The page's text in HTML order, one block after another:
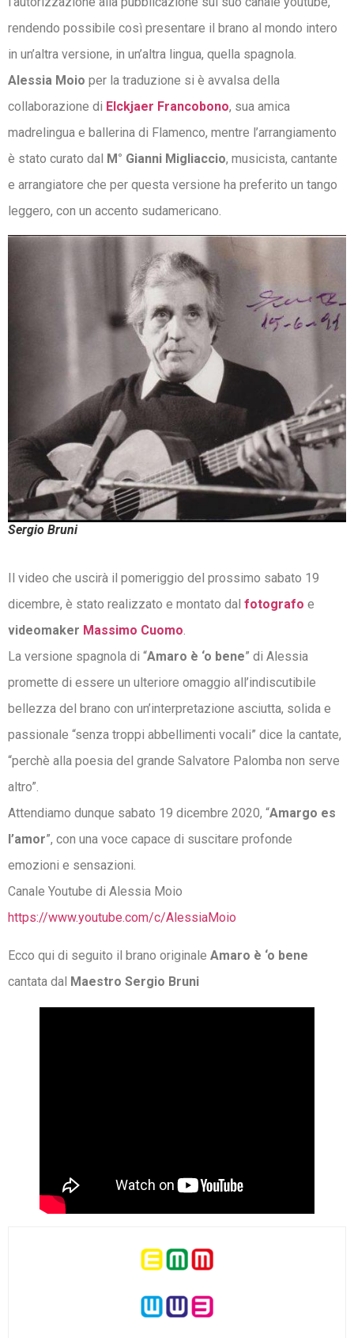
rendendo possibile così presentare il brano al mondo intero
in un’altra versione, in un’altra lingua, quella spagnola.
Alessia Moio per la traduzione si è avvalsa della
collaborazione di Elckjaer Francobono, sua amica
madrelingua e ballerina di Flamenco, mentre l’arrangiamento
è stato curato dal M° Gianni Migliaccio, musicista, cantante
e arrangiatore che per questa versione ha preferito un tango
leggero, con un accento sudamericano.
Sergio Bruni
Il video che uscirà il pomeriggio del prossimo sabato 19
dicembre, è stato realizzato e montato dal fotografo e
videomaker Massimo Cuomo.
La versione spagnola di “Amaro è ‘o bene” di Alessia
promette di essere un ulteriore omaggio all’indiscutibile
bellezza del brano con un’interpretazione asciutta, solida e
passionale “senza troppi abbellimenti vocali” dice la cantate,
“perchè alla poesia del grande Salvatore Palomba non serve
altro”.
Attendiamo dunque sabato 19 dicembre 2020, “Amargo es
l’amor”, con una voce capace di suscitare profonde
emozioni e sensazioni.
Canale Youtube di Alessia Moio
https://www.youtube.com/c/AlessiaMoio
Ecco qui di seguito il brano originale Amaro è ‘o bene
cantata dal Maestro Sergio Bruni